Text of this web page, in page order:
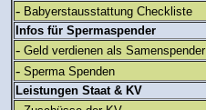
- Babyerstausstattung Checkliste
Infos für Spermaspender
- Geld verdienen als Samenspender
- Sperma Spenden
Leistungen Staat & KV